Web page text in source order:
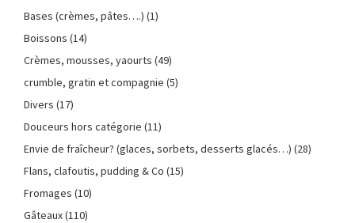
Bases (crèmes, pâtes….) (1)
Boissons (14)
Crèmes, mousses, yaourts (49)
crumble, gratin et compagnie (5)
Divers (17)
Douceurs hors catégorie (11)
Envie de fraîcheur? (glaces, sorbets, desserts glacés…) (28)
Flans, clafoutis, pudding & Co (15)
Fromages (10)
Gâteaux(110)